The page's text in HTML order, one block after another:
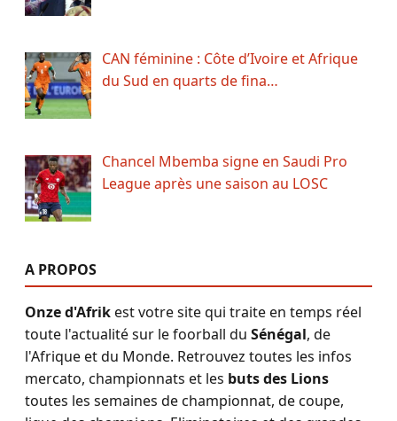
CAN féminine : Côte d’Ivoire et Afrique
du Sud en quarts de fina…
Chancel Mbemba signe en Saudi Pro
League après une saison au LOSC
A PROPOS
Onze d'Afrikest votre site qui traite en temps réel
toute l'actualité sur le foorball du Sénégal, de
l'Afrique et du Monde. Retrouvez toutes les infos
mercato, championnats et les buts des Lions
toutes les semaines de championnat, de coupe,